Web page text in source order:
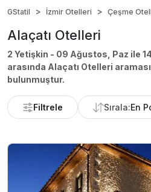
Kıbrıs Otelleri
Taraftar Otelleri
Yurt Dışı Turlar
GStatil İzmir Otelleri Çeşme
Alaçatı Otelleri
2 Yetişkin - 09 Ağustos, Paz ile
arasında Alaçatı Otelleri
bulunmuştur.
Filtrele Sırala:En